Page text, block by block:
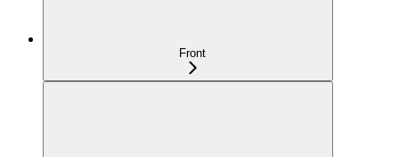
Front